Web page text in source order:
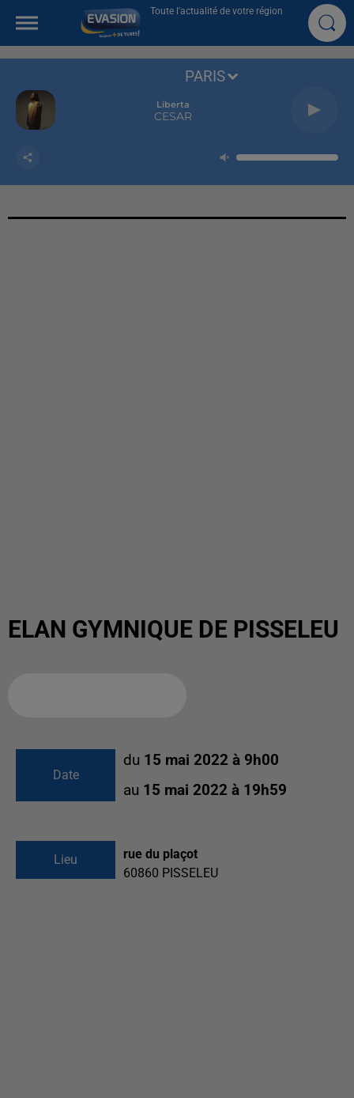
Toute l'actualité de votre région
Liberta
CESAR
PARIS
ELAN GYMNIQUE DE PISSELEU
Date
du 15 mai 2022 à 9h00
au 15 mai 2022 à 19h59
Lieu
rue du plaçot
60860 PISSELEU